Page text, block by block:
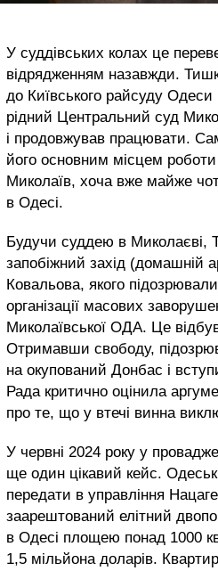
У суддівських колах це
відрядженням назавжди.
до Київського райсуду Одеси
рідний Центральний суд
і продовжував працювати.
його основним місцем роботи
Миколаїв, хоча вже майже
в Одесі.
Будучи суддею в Миколаєві,
запобіжний захід (домашній
Ковальова, якого
організації масових
Миколаївської ОДА. Це
Отримавши свободу,
на окупований Донбас і
Рада критично оцінила
про те, що у втечі винна
У червні 2024 року у
ще один цікавий кейс.
передати в управління
заарештований елітний
в Одесі площею понад 1000
1,5 мільйона доларів.